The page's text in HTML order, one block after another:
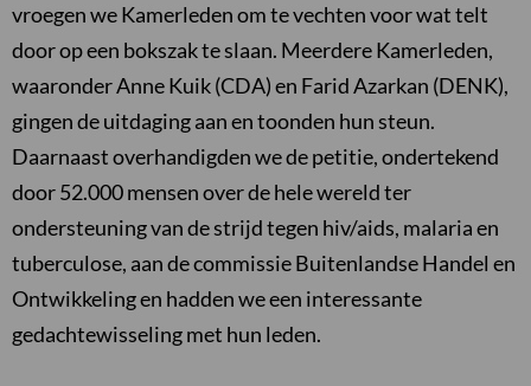
vroegen we Kamerleden om te vechten voor wat telt
door op een bokszak te slaan. Meerdere Kamerleden,
waaronder Anne Kuik (CDA) en Farid Azarkan (DENK),
gingen de uitdaging aan en toonden hun steun.
Daarnaast overhandigden we de petitie, ondertekend
door 52.000 mensen over de hele wereld ter
ondersteuning van de strijd tegen hiv/aids, malaria en
tuberculose, aan de commissie Buitenlandse Handel en
Ontwikkeling en hadden we een interessante
gedachtewisseling met hun leden.